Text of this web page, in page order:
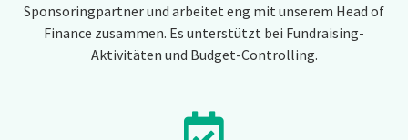
Sponsoringpartner und arbeitet eng mit unserem Head of
Finance zusammen. Es unterstützt bei Fundraising-
Aktivitäten und Budget-Controlling.